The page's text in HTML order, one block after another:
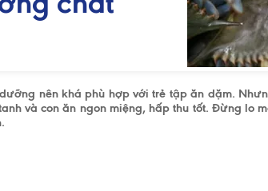
nên khá phù hợp với trẻ tập ăn dặm.
và con ăn ngon miệng, hấp thu tốt. Đừng lo